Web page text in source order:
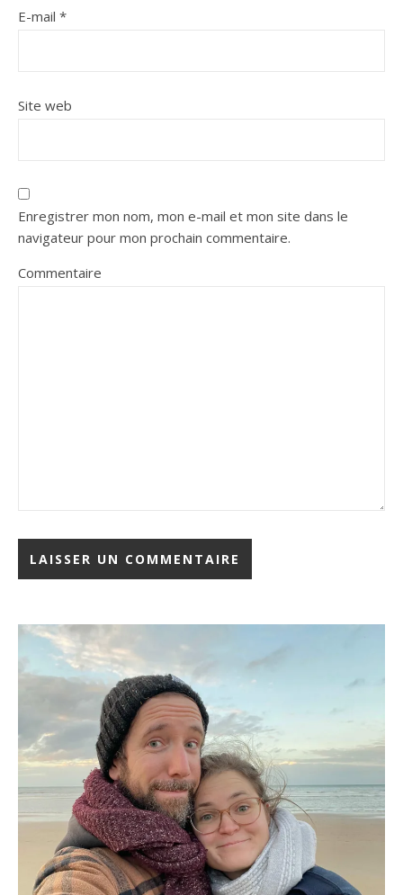
E-mail *
Site web
Enregistrer mon nom, mon e-mail et mon site dans le
navigateur pour mon prochain commentaire.
Commentaire